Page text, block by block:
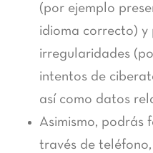
(por ejemplo
idioma correcto)
irregularidades
intentos de
así como datos
Asimismo, podrás
través de